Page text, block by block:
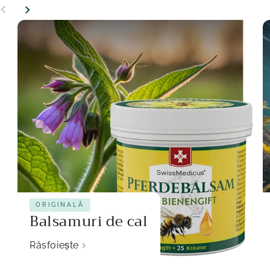
ORIGINALĂ
Balsamuri de cal
Răsfoiește